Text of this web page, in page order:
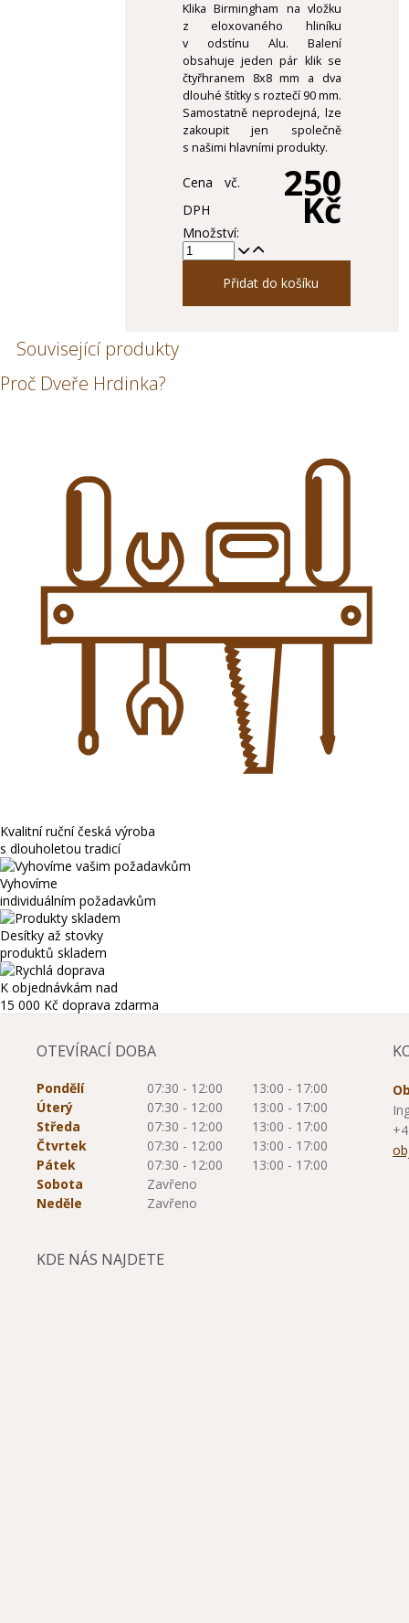
Klika Birmingham na vložku
z eloxovaného hliníku
v odstínu Alu. Balení
obsahuje jeden pár klik se
čtyřhranem 8x8 mm a dva
dlouhé štítky s roztečí 90 mm.
Samostatně neprodejná, lze
zakoupit jen společně
s našimi hlavními produkty.
Cena vč.
DPH
250
Kč
Množství:
Přidat do košíku
Související produkty
Proč Dveře Hrdinka?
Kvalitní ruční česká výroba
s dlouholetou tradicí
Vyhovíme
individuálním požadavkům
Desítky až stovky
produktů skladem
K objednávkám nad
15 000 Kč doprava zdarma
OTEVÍRACÍ DOBA
Pondělí 07:30 - 12:00
13:00 - 17:00
Úterý
07:30 - 12:00
13:00 - 17:00
Středa
07:30 - 12:00
13:00 - 17:00
Čtvrtek
07:30 - 12:00
13:00 - 17:00
Pátek
07:30 - 12:00
13:00 - 17:00
Sobota
Zavřeno
Neděle
Zavřeno
KDE NÁS NAJDETE